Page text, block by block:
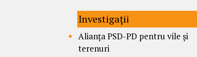
Investigații
Alianța PSD-PD pentru vile și
terenuri